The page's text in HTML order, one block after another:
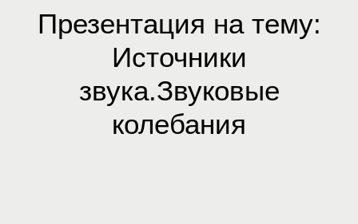
Презентация на тему:
Источники
звука.Звуковые
колебания